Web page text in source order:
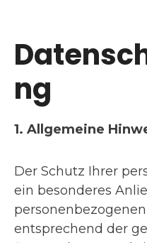
ng
1. Allgemeine
Der Schutz Ihrer
ein besonderes
entsprechend der